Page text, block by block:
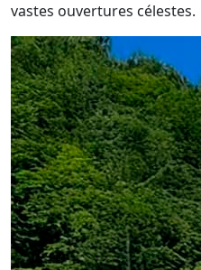
vastes ouvertures célestes.